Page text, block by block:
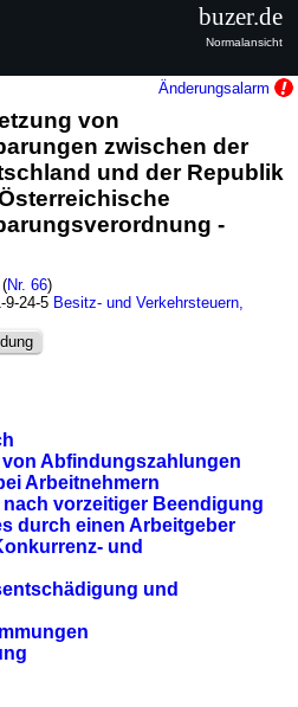
Änderungsalarm
von
zwischen der
und der Republik
-
(Nr. 66)
9-24-5 Besitz- und Verkehrsteuern,
Abfindungszahlungen
Arbeitnehmern
vorzeitiger Beendigung
durch einen Arbeitgeber
und
und
buzer.de
Normalansicht